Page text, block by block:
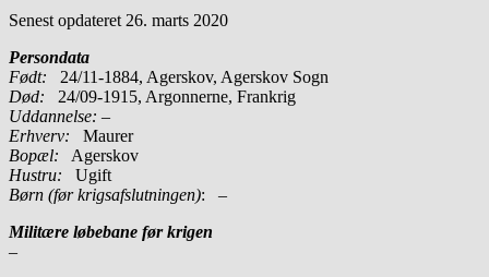
Senest opdateret 26. marts 2020
Persondata
Født: 24/11-1884, Agerskov, Agerskov Sogn
Død: 24/09-1915, Argonnerne, Frankrig
Uddannelse: –
Erhverv: Maurer
Bopæl: Agerskov
Hustru: Ugift
Børn (før krigsafslutningen): –
Militære løbebane før krigen
–